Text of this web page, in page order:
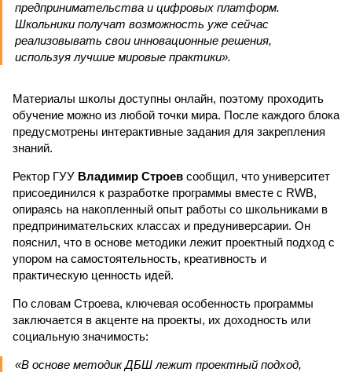
предпринимательства и цифровых платформ.
Школьники получат возможность уже сейчас
реализовывать свои инновационные решения,
используя лучшие мировые практики».
Материалы школы доступны онлайн, поэтому проходить
обучение можно из любой точки мира. После каждого блока
предусмотрены интерактивные задания для закрепления
знаний.
Ректор ГУУ Владимир Строев сообщил, что университет
присоединился к разработке программы вместе с RWB,
опираясь на накопленный опыт работы со школьниками в
предпринимательских классах и предуниверсарии. Он
пояснил, что в основе методики лежит проектный подход с
упором на самостоятельность, креативность и
практическую ценность идей.
По словам Строева, ключевая особенность программы
заключается в акценте на проекты, их доходность или
социальную значимость:
«В основе методик ДБШ лежит проектный подход,